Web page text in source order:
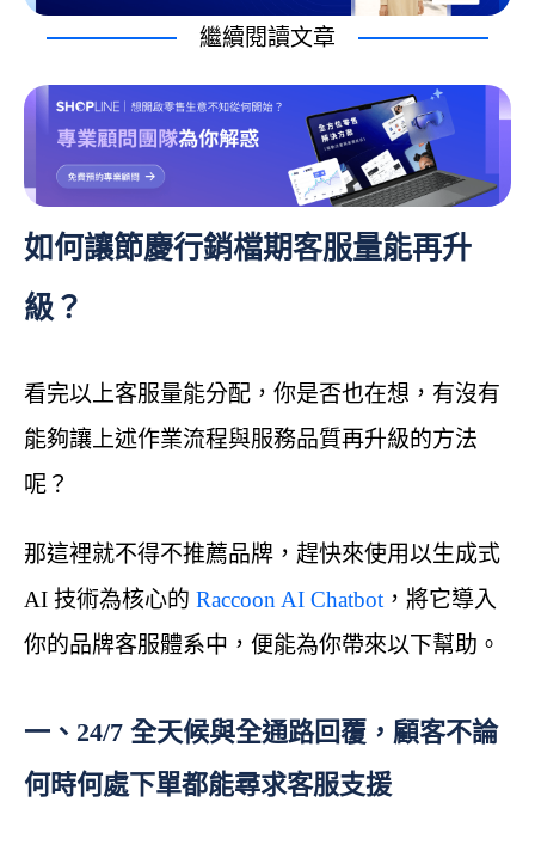
繼續閱讀文章
如何讓節慶行銷檔期客服量能再升
級？
看完以上客服量能分配，你是否也在想，有沒有
能夠讓上述作業流程與服務品質再升級的方法
呢？
那這裡就不得不推薦品牌，趕快來使用以生成式
AI 技術為核心的 Raccoon AI Chatbot ，將它導入
你的品牌客服體系中，便能為你帶來以下幫助。
一、24/7 全天候與全通路回覆，顧客不論
何時何處下單都能尋求客服支援